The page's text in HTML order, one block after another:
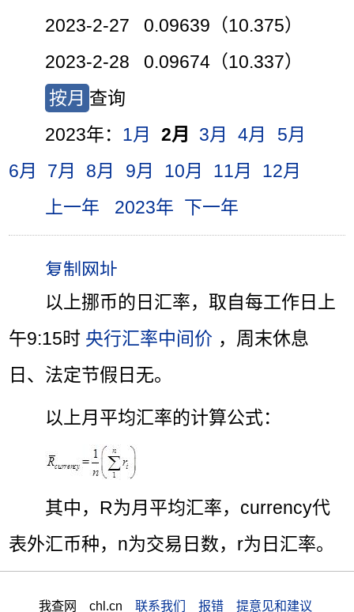
2023-2-27 0.09639（10.375）
2023-2-28 0.09674（10.337）
按月 查询
2023年： 1月 2月 3月 4月
5月
6月
7月 8月 9月 10月 11月
12月
上一年
2023年 下一年
以上挪币的日汇率，取自每工作日上
午9:15时 央行汇率中间价 ，周末休息
日、法定节假日无。
以上月平均汇率的计算公式：
其中，R为月平均汇率，currency代
表外汇币种，n为交易日数，r为日汇率。
我查网 chl.cn 联系我们 报错 提意见和建议